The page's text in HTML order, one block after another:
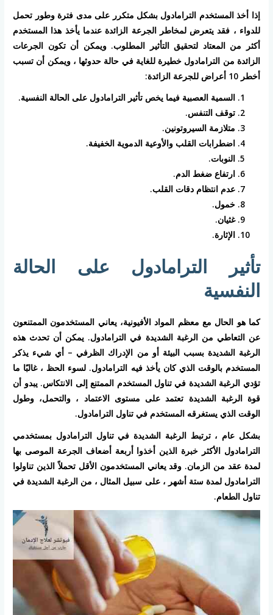
إذا أخذ المستخدم الترامادول بشكل متكرر على مدى فترة وطور تحمل
للدواء ، فقد يتعرض لمخاطر الجرعة الزائدة عندما يأخذ هذا المستخدم
أكثر من المعتاد لتحقيق التأثير المطلوب. ويمكن أن تكون الجرعات
الزائدة من الترامادول خطيرة للغاية في حالة حدوثها ، ويمكن أن تسبب
أخطر 10 أعراض للجرعة الزائدة:
السمية العصبية فيما يخص تأثير الترامادول على الحالة النفسية.
توقف التنفس.
متلازمة السيروتونين.
اضطرابات القلب والأوعية الدموية الخفيفة.
النوبات.
ارتفاع ضغط الدم.
عدم انتظام دقات القلب.
خمول.
غثيان.
الإثارة.
تأثير الترامادول على الحالة
النفسية
كما هو الحال مع معظم المواد الأفيونية، يعاني المستخدمون الممتنعون
عن التعاطي من الرغبة الشديدة في الترامادول. يمكن أن تحدث هذه
الرغبة الشديدة بسبب البيئة أو من الإدراك الظرفي – أي شيء يذكر
المستخدم بالوقت الذي كان يأخذ فيه الترامادول. لسوء الحظ ، غالبًا ما
تؤدي الرغبة الشديدة في تناول المستخدم الممتنع إلى الانتكاس. يبدو أن
قوة الرغبة الشديدة تعتمد على مستوى الاعتماد ، والتحمل، وطول
الوقت الذي يستغرقه المستخدم في تناول الترامادول.
بشكل عام ، ترتبط الرغبة الشديدة في تناول الترامادول بمستخدمي
الترامادول الأكثر خبرة الذين أخذوا أربعة أضعاف الجرعة الموصى بها
لمدة عقد من الزمان. وقد يعاني المستخدمون الأقل تحملاً الذين تناولوا
الترامادول لمدة ستة أشهر ، على سبيل المثال ، من الرغبة الشديدة في
تناول الطعام.